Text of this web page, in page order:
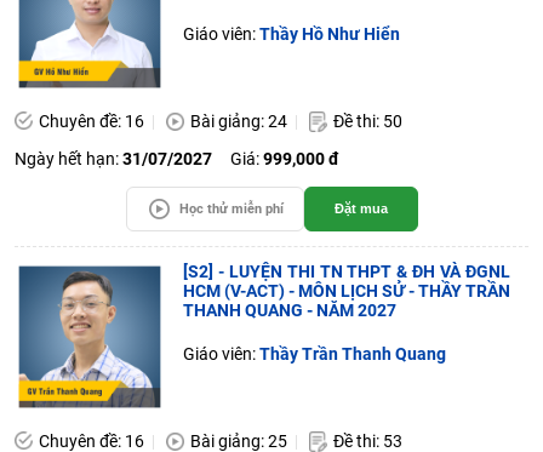
Giáo viên:Thầy Hồ Như Hiển
Chuyên đề: 16 Bài giảng: 24
Đề thi: 50
Ngày hết hạn:31/07/2027 Giá:999,000 đ
Học thử miễn phí Đặt mua
[S2] - LUYỆN THI TN THPT & ĐH VÀ ĐGNL
HCM (V-ACT) - MÔN LỊCH SỬ - THẦY TRẦN
THANH QUANG - NĂM 2027
Giáo viên:Thầy Trần Thanh Quang
Chuyên đề: 16 Bài giảng: 25
Đề thi: 53